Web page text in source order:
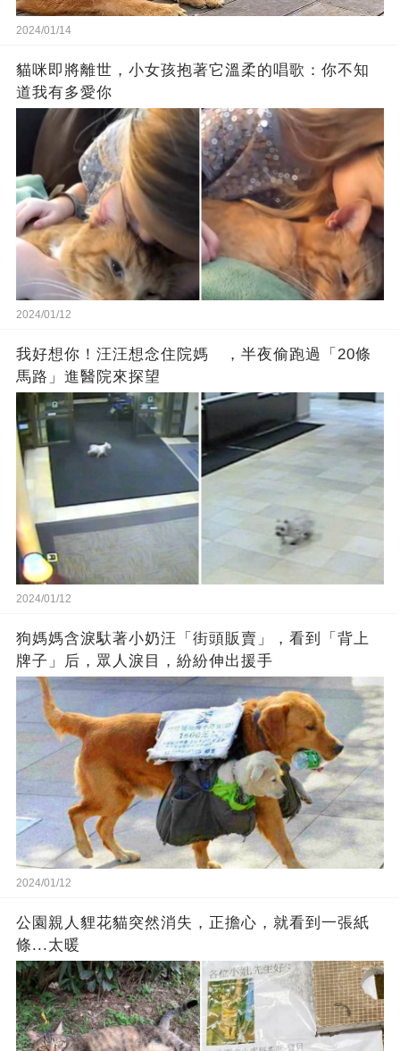
2024/01/14
貓咪即將離世，小女孩抱著它溫柔的唱歌：你不知
道我有多愛你
2024/01/12
我好想你！汪汪想念住院媽 ，半夜偷跑過「20條
馬路」進醫院來探望
2024/01/12
狗媽媽含淚馱著小奶汪「街頭販賣」，看到「背上
牌子」后，眾人淚目，紛紛伸出援手
2024/01/12
公園親人貍花貓突然消失，正擔心，就看到一張紙
條...太暖